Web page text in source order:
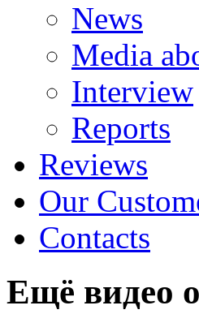
News
Media
Interview
Reports
Reviews
Our
Contacts
Ещё